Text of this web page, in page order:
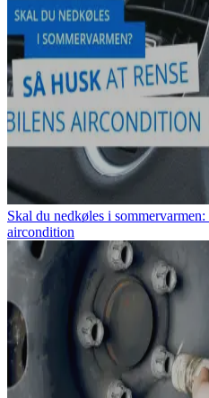
Skal du nedkøles i
aircondition